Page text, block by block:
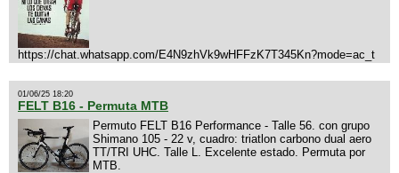
https://chat.whatsapp.com/E4N9zhVk9wHFFzK7T345Kn?mode=ac_t
01/06/25 18:20
FELT B16 - Permuta MTB
Permuto FELT B16 Performance - Talle 56. con grupo
Shimano 105 - 22 v, cuadro: triatlon carbono dual aero
TT/TRI UHC. Talle L. Excelente estado. Permuta por
MTB.